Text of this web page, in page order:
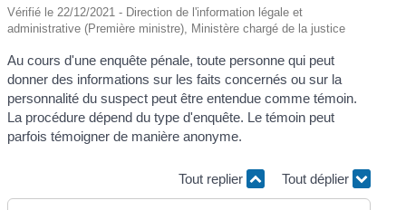
Vérifié le 22/12/2021 - Direction de l'information légale et
administrative (Première ministre), Ministère chargé de la justice
Au cours d'une enquête pénale, toute personne qui peut
donner des informations sur les faits concernés ou sur la
personnalité du suspect peut être entendue comme témoin.
La procédure dépend du type d'enquête. Le témoin peut
parfois témoigner de manière anonyme.
Tout replier Tout déplier